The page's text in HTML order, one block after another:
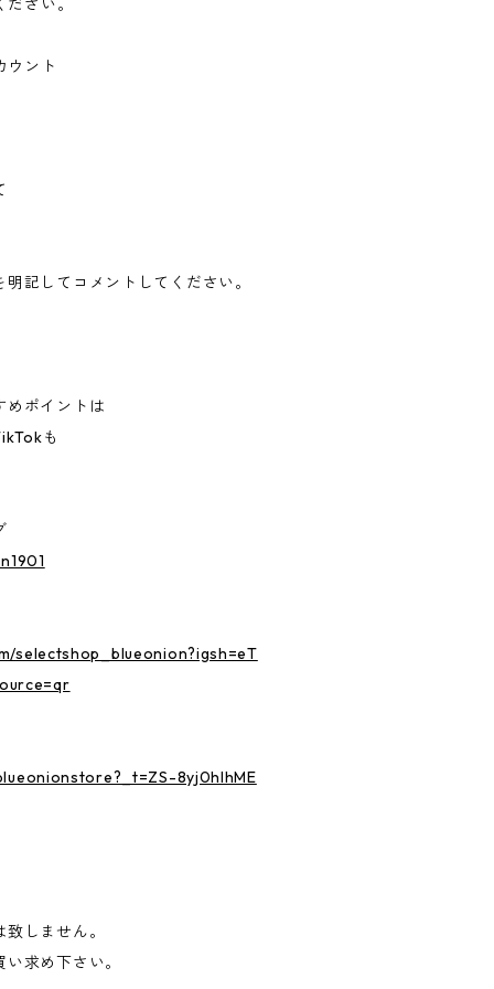
さい。
ウント
記してコメントしてください。
ポイントは
も
selectshop_blueonion?igsh=eT
8yj0hlhME
しません。
求め下さい。